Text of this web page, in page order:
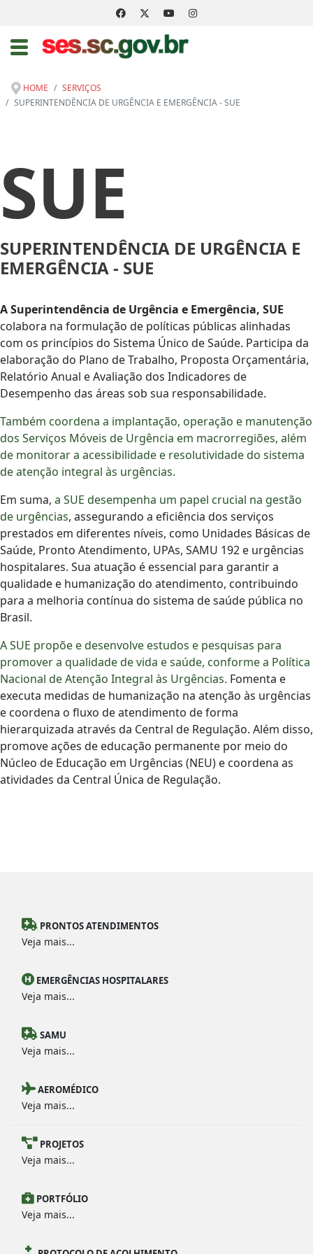
HOME
SERVIÇOS
SUPERINTENDÊNCIA DE URGÊNCIA E EMERGÊNCIA - SUE
SUE
SUPERINTENDÊNCIA DE URGÊNCIA E
EMERGÊNCIA - SUE
A Superintendência de Urgência e Emergência, SUE
colabora na formulação de políticas públicas alinhadas
com os princípios do Sistema Único de Saúde. Participa da
elaboração do Plano de Trabalho, Proposta Orçamentária,
Relatório Anual e Avaliação dos Indicadores de
Desempenho das áreas sob sua responsabilidade.
Também coordena a implantação, operação e manutenção
dos Serviços Móveis de Urgência em macrorregiões, além
de monitorar a acessibilidade e resolutividade do sistema
de atenção integral às urgências.
Em suma, a SUE desempenha um papel crucial na gestão
de urgências, assegurando a eficiência dos serviços
prestados em diferentes níveis, como Unidades Básicas de
Saúde, Pronto Atendimento, UPAs, SAMU 192 e urgências
hospitalares. Sua atuação é essencial para garantir a
qualidade e humanização do atendimento, contribuindo
para a melhoria contínua do sistema de saúde pública no
Brasil.
A SUE propõe e desenvolve estudos e pesquisas para
promover a qualidade de vida e saúde, conforme a Política
Nacional de Atenção Integral às Urgências. Fomenta e
executa medidas de humanização na atenção às urgências
e coordena o fluxo de atendimento de forma
hierarquizada através da Central de Regulação. Além disso,
promove ações de educação permanente por meio do
Núcleo de Educação em Urgências (NEU) e coordena as
atividades da Central Única de Regulação.
PRONTOS ATENDIMENTOS
Veja mais...
EMERGÊNCIAS HOSPITALARES
Veja mais...
SAMU
Veja mais...
AEROMÉDICO
Veja mais...
PROJETOS
Veja mais...
PORTFÓLIO
Veja mais...